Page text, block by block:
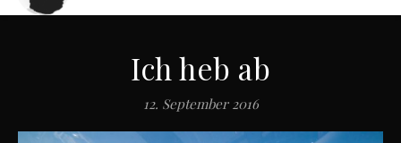
Ich heb ab
12. September 2016